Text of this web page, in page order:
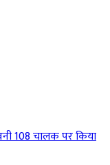
108 चालक पर किया